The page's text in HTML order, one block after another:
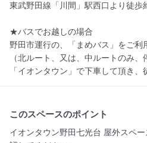
東武野田線「川間」駅西口より徒歩
★バスでお越しの場合
野田市運行の、「まめバス」をご利
（北ルート、又は、中ルートのみ、
「イオンタウン」で下車して頂き、
このスペースのポイント
イオンタウン野田七光台 屋外スペ